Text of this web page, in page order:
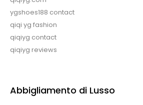
ygshoes188 contact
qiqi yg fashion
qiqiyg contact
qiqiyg reviews
Abbigliamento di Lusso